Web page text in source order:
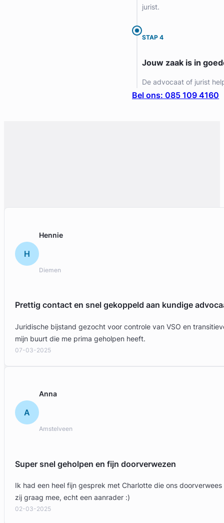
Geverifieerd
jurist.
STAP 4
Jouw zaak is in
De advocaat of jurist
Bel ons: 085 109 4160
H
Hennie
Diemen
Prettig contact en snel gekoppeld aan kundige
Juridische bijstand gezocht voor controle van VSO en
mijn buurt die me prima geholpen heeft.
07-03-2025
A
Anna
Amstelveen
Super snel geholpen en fijn doorverwezen
Ik had een heel fijn gesprek met Charlotte die ons
zij graag mee, echt een aanrader :)
02-03-2025